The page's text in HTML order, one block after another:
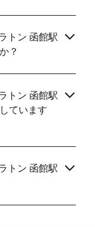
トン 函館駅
？
トン 函館駅
ています
トン 函館駅